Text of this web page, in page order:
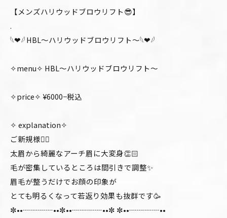
【メンズハリウッドブロウリフト😎】
.
𓆩❤︎𓆪 HBL〜ハリウッドブロウリフト〜𓆩❤︎𓆪
✧menu✧ HBL〜ハリウッドブロウリフト〜
✧price✧ ¥6000−税込
✧ explanation✧
ご新規様🙂‍↕️
太眉から綺麗なアーチ眉に大変身👏🏻
毛が密集しているところは間引きで調整✨
眉毛が整うだけでお顔の印象が
とても明るくなって若返り効果も抜群です🥳
✼••┈┈┈┈••✼••┈┈┈┈••✼ ✼••┈┈┈┈••